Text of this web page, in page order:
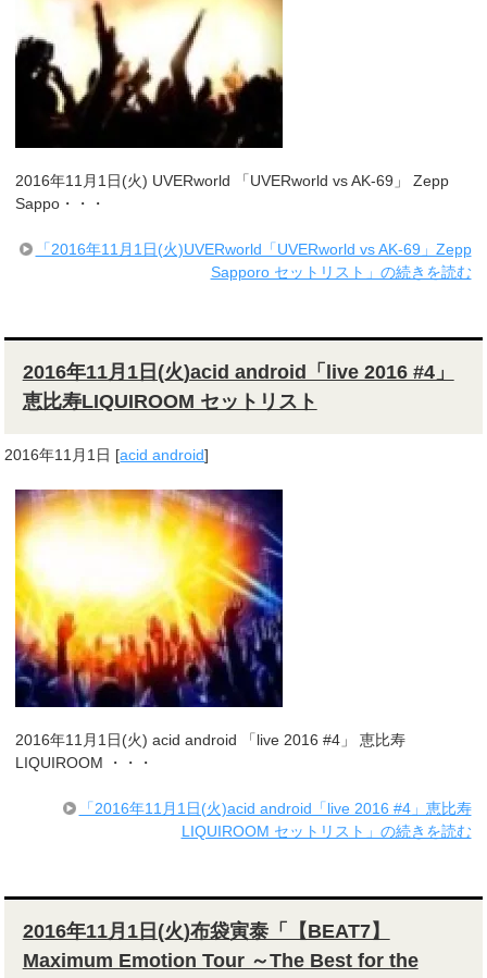
2016年11月1日(火) UVERworld 「UVERworld vs AK-69」 Zepp
Sappo・・・
「2016年11月1日(火)UVERworld「UVERworld vs AK-69」Zepp
Sapporo セットリスト」の続きを読む
2016年11月1日(火)acid android「live 2016 #4」
恵比寿LIQUIROOM セットリスト
2016年11月1日 [acid android]
2016年11月1日(火) acid android 「live 2016 #4」 恵比寿
LIQUIROOM ・・・
「2016年11月1日(火)acid android「live 2016 #4」恵比寿
LIQUIROOM セットリスト」の続きを読む
2016年11月1日(火)布袋寅泰「【BEAT7】
Maximum Emotion Tour ～The Best for the